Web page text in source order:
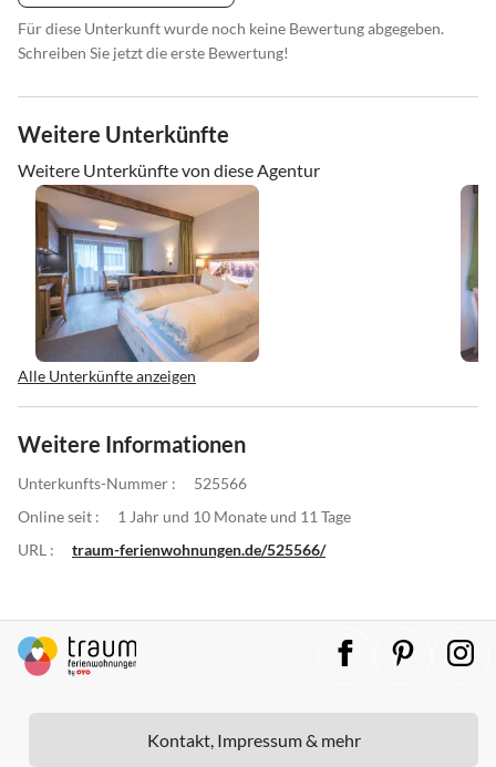
Für diese Unterkunft wurde noch keine Bewertung abgegeben.
Schreiben Sie jetzt die erste Bewertung!
Weitere Unterkünfte
Weitere Unterkünfte von diese Agentur
Alle Unterkünfte anzeigen
Weitere Informationen
Unterkunfts-Nummer :
525566
Online seit :
1 Jahr und 10 Monate und 11 Tage
URL :
traum-ferienwohnungen.de/525566/
Kontakt, Impressum & mehr